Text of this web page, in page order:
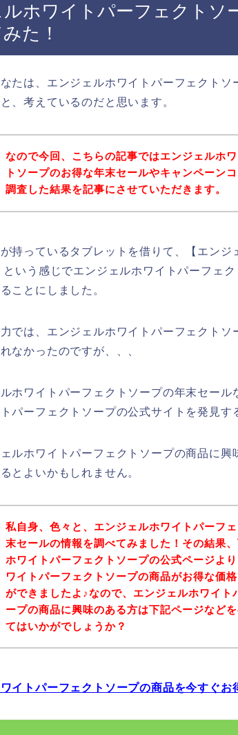
ホワイトパーフェクトソ
た！
たは、エンジェルホワイトパーフェクトソ
、考えているのだと思います。
なので今回、こちらの記事ではエンジェルホ
トソープのお得な年末セールやキャンペーン
調査した結果を記事にさせていただきます。
持っているタブレットを借りて、【エンジ
という感じでエンジェルホワイトパーフェ
ことにしました。
では、エンジェルホワイトパーフェクトソ
なかったのですが、、、
ホワイトパーフェクトソープの年末セール
パーフェクトソープの公式サイトを発見す
ルホワイトパーフェクトソープの商品に興
とよいかもしれません。
私自身、色々と、エンジェルホワイトパーフ
末セールの情報を調べてみました！その結果
ホワイトパーフェクトソープの公式ページよ
ワイトパーフェクトソープの商品がお得な価
ができましたよ♪なので、エンジェルホワイト
ープの商品に興味のある方は下記ページなど
てはいかがでしょうか？
イトパーフェクトソープの商品を今すぐお